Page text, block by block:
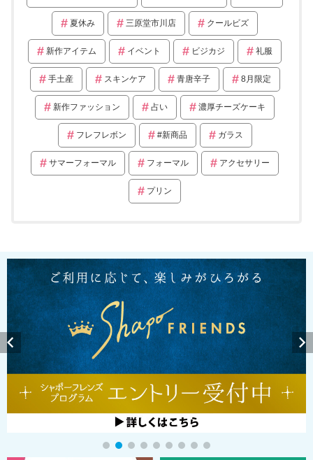
夏休み 三原堂市川店 クールビズ
新作アイテム イベント ビジカジ 礼服
手土産 スキンケア 青唐辛子 8月限定
新作ファッション 占い 濃厚チーズケーキ
フレフレボン #新商品 ガラス
サマーフォーマル フォーマル アクセサリー
プリン